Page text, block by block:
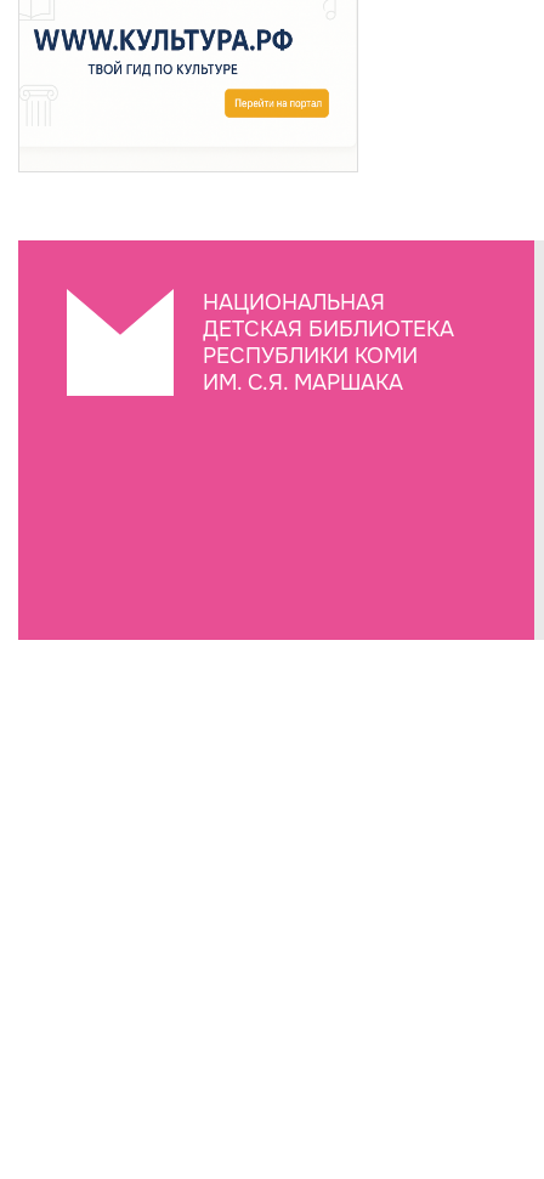
НАЦИОНАЛЬНАЯ
ДЕТСКАЯ БИБЛИОТЕКА
РЕСПУБЛИКИ КОМИ
ИМ. С.Я. МАРШАКА